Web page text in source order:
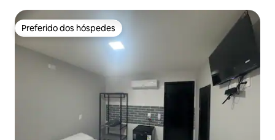
Preferido dos hóspedes
Preferido dos hóspedes